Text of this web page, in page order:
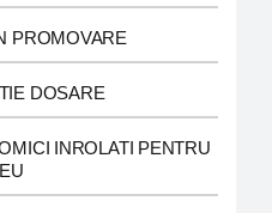
PROMOVARE
DOSARE
INROLATI PENTRU